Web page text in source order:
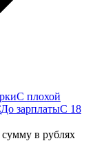
С плохой
До зарплатыС 18
в рублях